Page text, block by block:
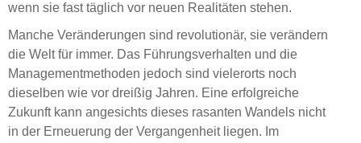
wenn sie fast täglich vor neuen Realitäten stehen.
Manche Veränderungen sind revolutionär, sie verändern
die Welt für immer. Das Führungsverhalten und die
Managementmethoden jedoch sind vielerorts noch
dieselben wie vor dreißig Jahren. Eine erfolgreiche
Zukunft kann angesichts dieses rasanten Wandels nicht
in der Erneuerung der Vergangenheit liegen. Im